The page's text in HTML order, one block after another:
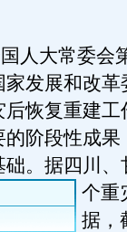
大常委会
发展和改革
恢复重建工
阶段性成果
。 据四川、
个重
据，